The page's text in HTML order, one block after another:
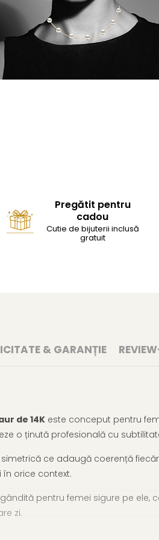
Pregătit pentru
cadou
Cutie de bijuterii inclusă
gratuit
& GARANȚIE
de 14K este conceput pentru
o ținută profesională cu
ce adaugă coerență
în orice context.
pentru femei sigure pe ele,
zi.